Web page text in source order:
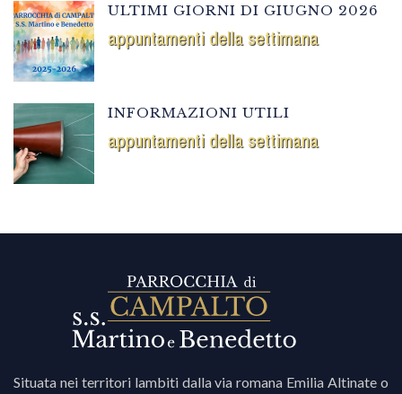
ULTIMI GIORNI DI GIUGNO 2026
appuntamenti della settimana
INFORMAZIONI UTILI
appuntamenti della settimana
Situata nei territori lambiti dalla via romana Emilia Altinate o